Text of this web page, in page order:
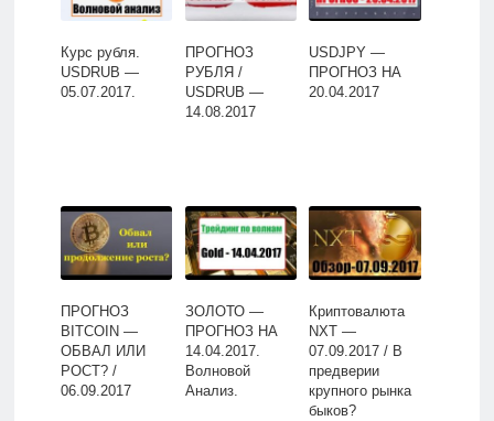
Курс рубля.
USDRUB —
05.07.2017.
ПРОГНОЗ
РУБЛЯ /
USDRUB —
14.08.2017
USDJPY —
ПРОГНОЗ НА
20.04.2017
ПРОГНОЗ
BITCOIN —
ОБВАЛ ИЛИ
РОСТ? /
06.09.2017
ЗОЛОТО —
ПРОГНОЗ НА
14.04.2017.
Волновой
Анализ.
Криптовалюта
NXT —
07.09.2017 / В
предверии
крупного рынка
быков?